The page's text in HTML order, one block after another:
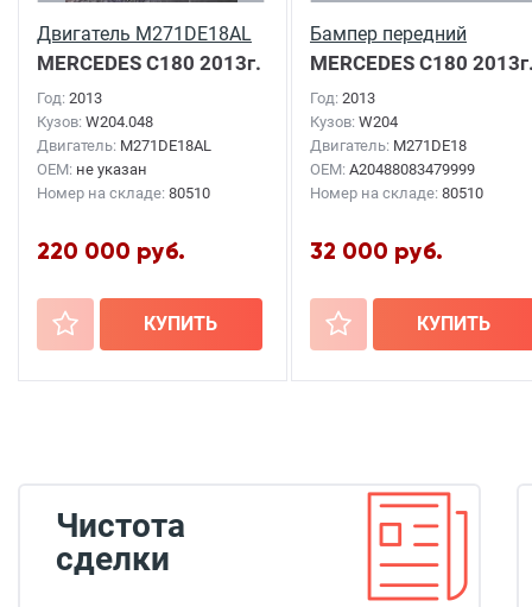
Двигатель M271DE18AL
MERCEDES C180 2013г.
Год: 2013
Кузов: W204.048
Двигатель: M271DE18AL
OEM: не указан
Номер на складе: 80510
220 000 руб.
+ КУПИТЬ
Бампер передний
MERCEDES C180
Год: 2013
Кузов: W204
Двигатель: M271DE18
OEM: A20488083479999
Номер на складе: 80510
32 000 руб.
+ КУПИТЬ
Чистота
сделки